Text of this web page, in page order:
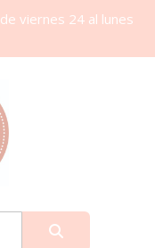
viernes 24 al lunes